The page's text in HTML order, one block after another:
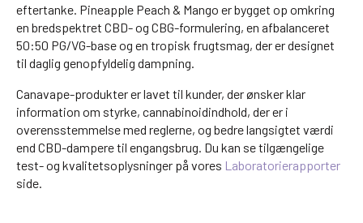
eftertanke. Pineapple Peach & Mango er bygget op omkring
en bredspektret CBD- og CBG-formulering, en afbalanceret
50:50 PG/VG-base og en tropisk frugtsmag, der er designet
til daglig genopfyldelig dampning.
Canavape-produkter er lavet til kunder, der ønsker klar
information om styrke, cannabinoidindhold, der er i
overensstemmelse med reglerne, og bedre langsigtet værdi
end CBD-dampere til engangsbrug. Du kan se tilgængelige
test- og kvalitetsoplysninger på vores Laboratorierapporter
side.